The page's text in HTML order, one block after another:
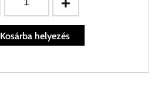
Kosárba helyezés